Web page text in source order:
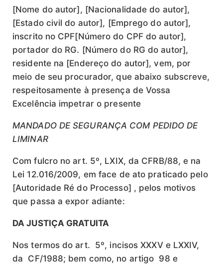
[Nome do autor], [Nacionalidade do autor],
[Estado civil do autor], [Emprego do autor],
inscrito no CPF[Número do CPF do autor],
portador do RG. [Número do RG do autor],
residente na [Endereço do autor], vem, por
meio de seu procurador, que abaixo subscreve,
respeitosamente à presença de Vossa
Excelência impetrar o presente
MANDADO DE SEGURANÇA COM PEDIDO DE
LIMINAR
Com fulcro no art. 5º, LXIX, da CFRB/88, e na
Lei 12.016/2009, em face de ato praticado pelo
[Autoridade Ré do Processo] , pelos motivos
que passa a expor adiante:
DA JUSTIÇA GRATUITA
Nos termos do art. 5º, incisos XXXV e LXXIV,
da CF/1988; bem como, no artigo 98 e